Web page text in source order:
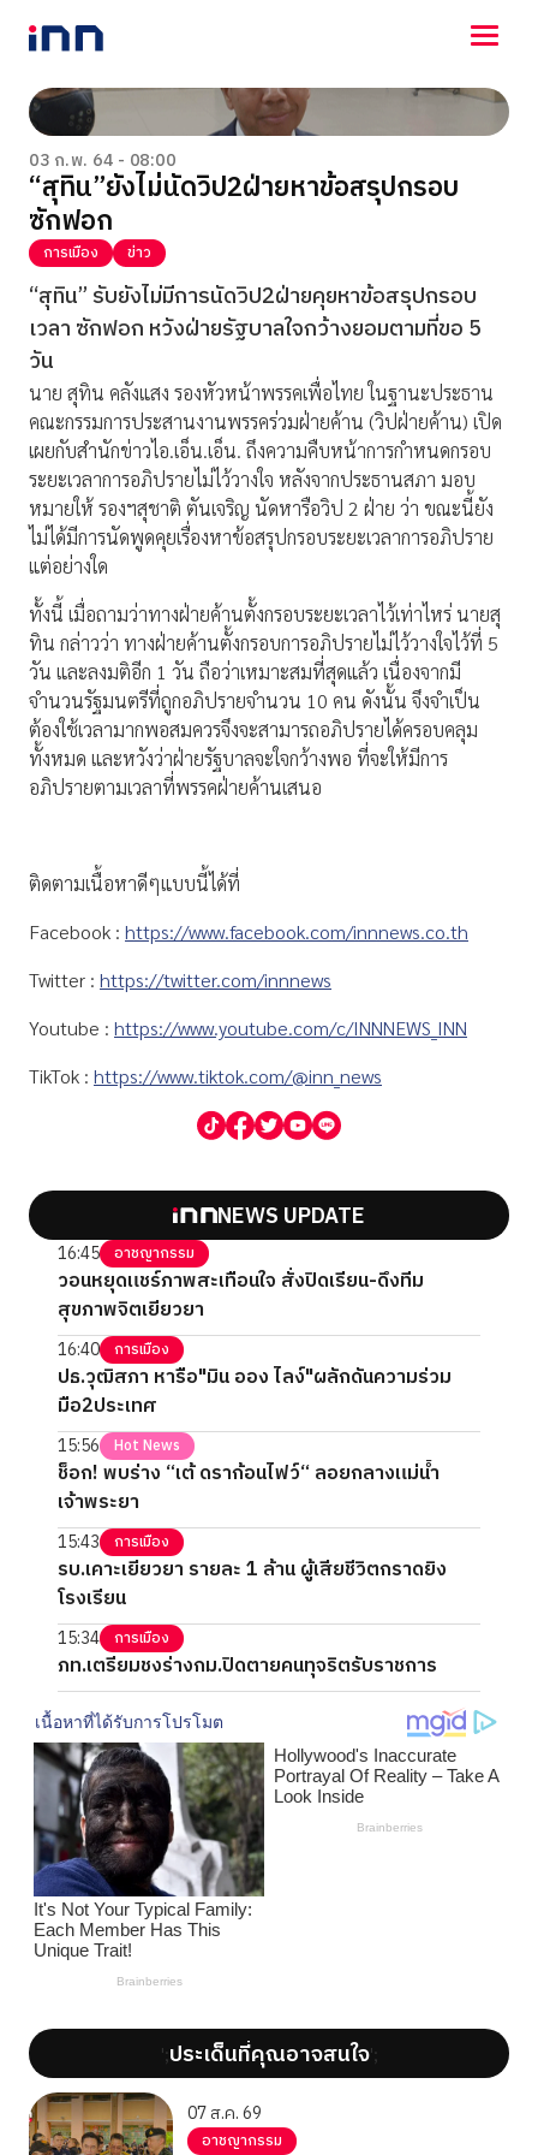
NEWS
ENTERTAINMENT
LIFESTYLE
HOROSCOPE
LOTTERY
VIDEO
ร่วมด้วยช่วยกัน
03 ก.พ. 64 - 08:00
“สุทิน”ยังไม่นัดวิป2ฝ่ายหาข้อสรุปกรอบ
ซักฟอก
การเมือง ข่าว
“สุทิน” รับยังไม่มีการนัดวิป2ฝ่ายคุยหาข้อสรุปกรอบ
เวลา ซักฟอก หวังฝ่ายรัฐบาลใจกว้างยอมตามที่ขอ 5
วัน
นาย สุทิน คลังแสง รองหัวหน้าพรรคเพื่อไทย ในฐานะประธาน
คณะกรรมการประสานงานพรรคร่วมฝ่ายค้าน (วิปฝ่ายค้าน) เปิด
เผยกับสำนักข่าวไอ.เอ็น.เอ็น. ถึงความคืบหน้าการกำหนดกรอบ
ระยะเวลาการอภิปรายไม่ไว้วางใจ หลังจากประธานสภา มอบ
หมายให้ รองฯสุชาติ ตันเจริญ นัดหารือวิป 2 ฝ่าย ว่า ขณะนี้ยัง
ไม่ได้มีการนัดพูดคุยเรื่องหาข้อสรุปกรอบระยะเวลาการอภิปราย
แต่อย่างใด
ทั้งนี้ เมื่อถามว่าทางฝ่ายค้านตั้งกรอบระยะเวลาไว้เท่าไหร่ นายสุ
ทิน กล่าวว่า ทางฝ่ายค้านตั้งกรอบการอภิปรายไม่ไว้วางใจไว้ที่ 5
วัน และลงมติอีก 1 วัน ถือว่าเหมาะสมที่สุดแล้ว เนื่องจากมี
จำนวนรัฐมนตรีที่ถูกอภิปรายจำนวน 10 คน ดังนั้น จึงจำเป็น
ต้องใช้เวลามากพอสมควรจึงจะสามารถอภิปรายได้ครอบคลุม
ทั้งหมด และหวังว่าฝ่ายรัฐบาลจะใจกว้างพอ ที่จะให้มีการ
อภิปรายตามเวลาที่พรรคฝ่ายค้านเสนอ
ติดตามเนื้อหาดีๆแบบนี้ได้ที่
Facebook : https://www.facebook.com/innnews.co.th
Twitter : https://twitter.com/innnews
Youtube : https://www.youtube.com/c/INNNEWS_INN
TikTok : https://www.tiktok.com/@inn_news
NEWS UPDATE
16:45 อาชญากรรม
วอนหยุดแชร์ภาพสะเทือนใจ สั่งปิดเรียน-ดึงทีม
สุขภาพจิตเยียวยา
16:40 การเมือง
ปธ.วุฒิสภา หารือ"มิน ออง ไลง์"ผลักดันความร่วม
มือ2ประเทศ
15:56 Hot News
ช็อก! พบร่าง “เต้ ดราก้อนไฟว์“ ลอยกลางแม่น้ำ
เจ้าพระยา
15:43 การเมือง
รบ.เคาะเยียวยา รายละ 1 ล้าน ผู้เสียชีวิตกราดยิง
โรงเรียน
15:34 การเมือง
ภท.เตรียมชงร่างกม.ปิดตายคนทุจริตรับราชการ
';ประเด็นที่คุณอาจสนใจ';
07 ส.ค. 69
อาชญากรรม